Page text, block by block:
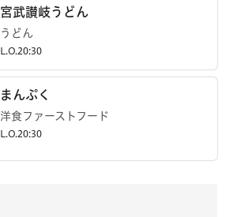
宮武讃岐うどん
うどん
L.O.20:30
まんぷく
洋食ファーストフード
L.O.20:30